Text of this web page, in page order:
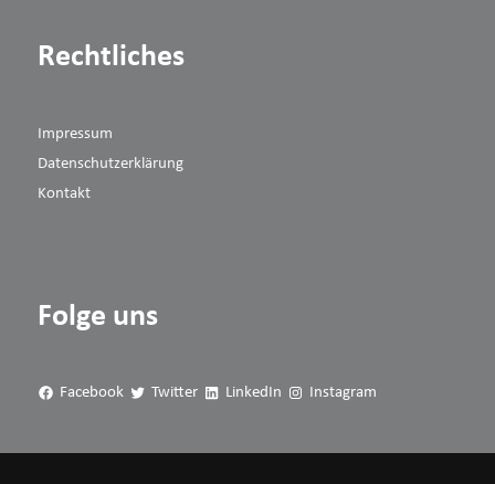
Rechtliches
Impressum
Datenschutzerklärung
Kontakt
Folge uns
Facebook Twitter LinkedIn Instagram